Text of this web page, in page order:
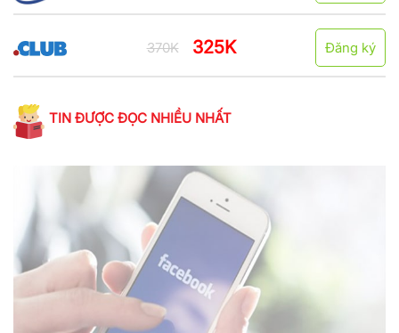
370K 325K Đăng ký
TIN ĐƯỢC ĐỌC NHIỀU NHẤT